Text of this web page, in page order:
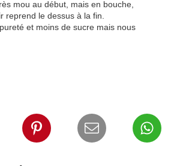
mou au début, mais en bouche,
reprend le dessus à la fin.
et moins de sucre mais nous